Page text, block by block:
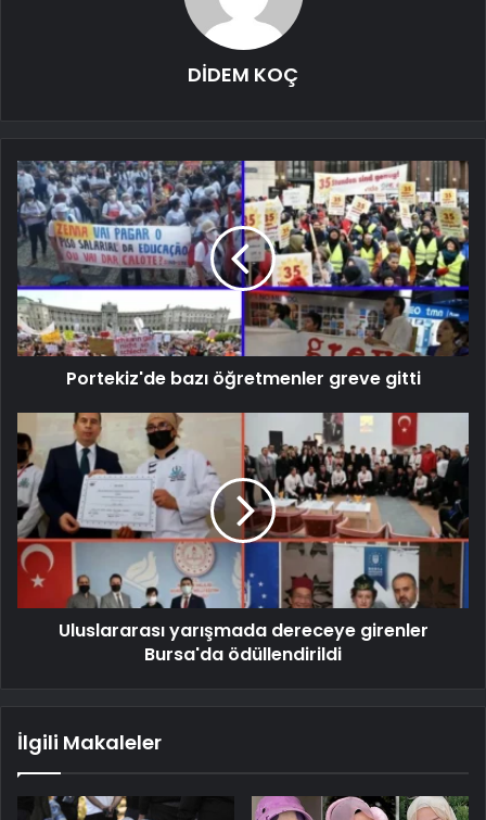
DİDEM KOÇ
Portekiz'de bazı öğretmenler greve gitti
Uluslararası yarışmada dereceye girenler
Bursa'da ödüllendirildi
İlgili Makaleler